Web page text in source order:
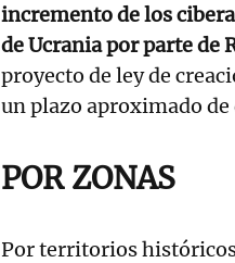
incremento de los
de Ucrania por parte de
proyecto de ley de
un plazo aproximado de
POR ZONAS
Por territorios